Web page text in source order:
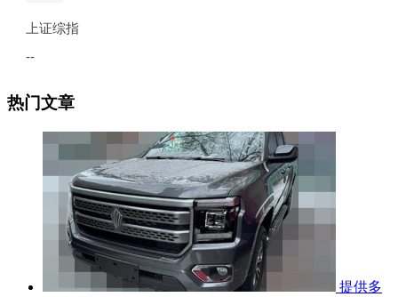
热门文章
提供多